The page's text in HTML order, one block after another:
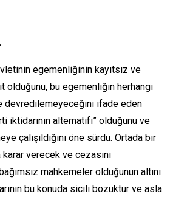
egemenliğinin kayıtsız ve
olduğunu, bu egemenliğin herhangi
devredilemeyeceğini ifade eden
iktidarının alternatifi” olduğunu ve
çalışıldığını öne sürdü. Ortada bir
verecek ve cezasını
mahkemeler olduğunun altını
bu konuda sicili bozuktur ve asla